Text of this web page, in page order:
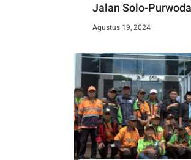
Jalan Solo-
Agustus 19, 2024